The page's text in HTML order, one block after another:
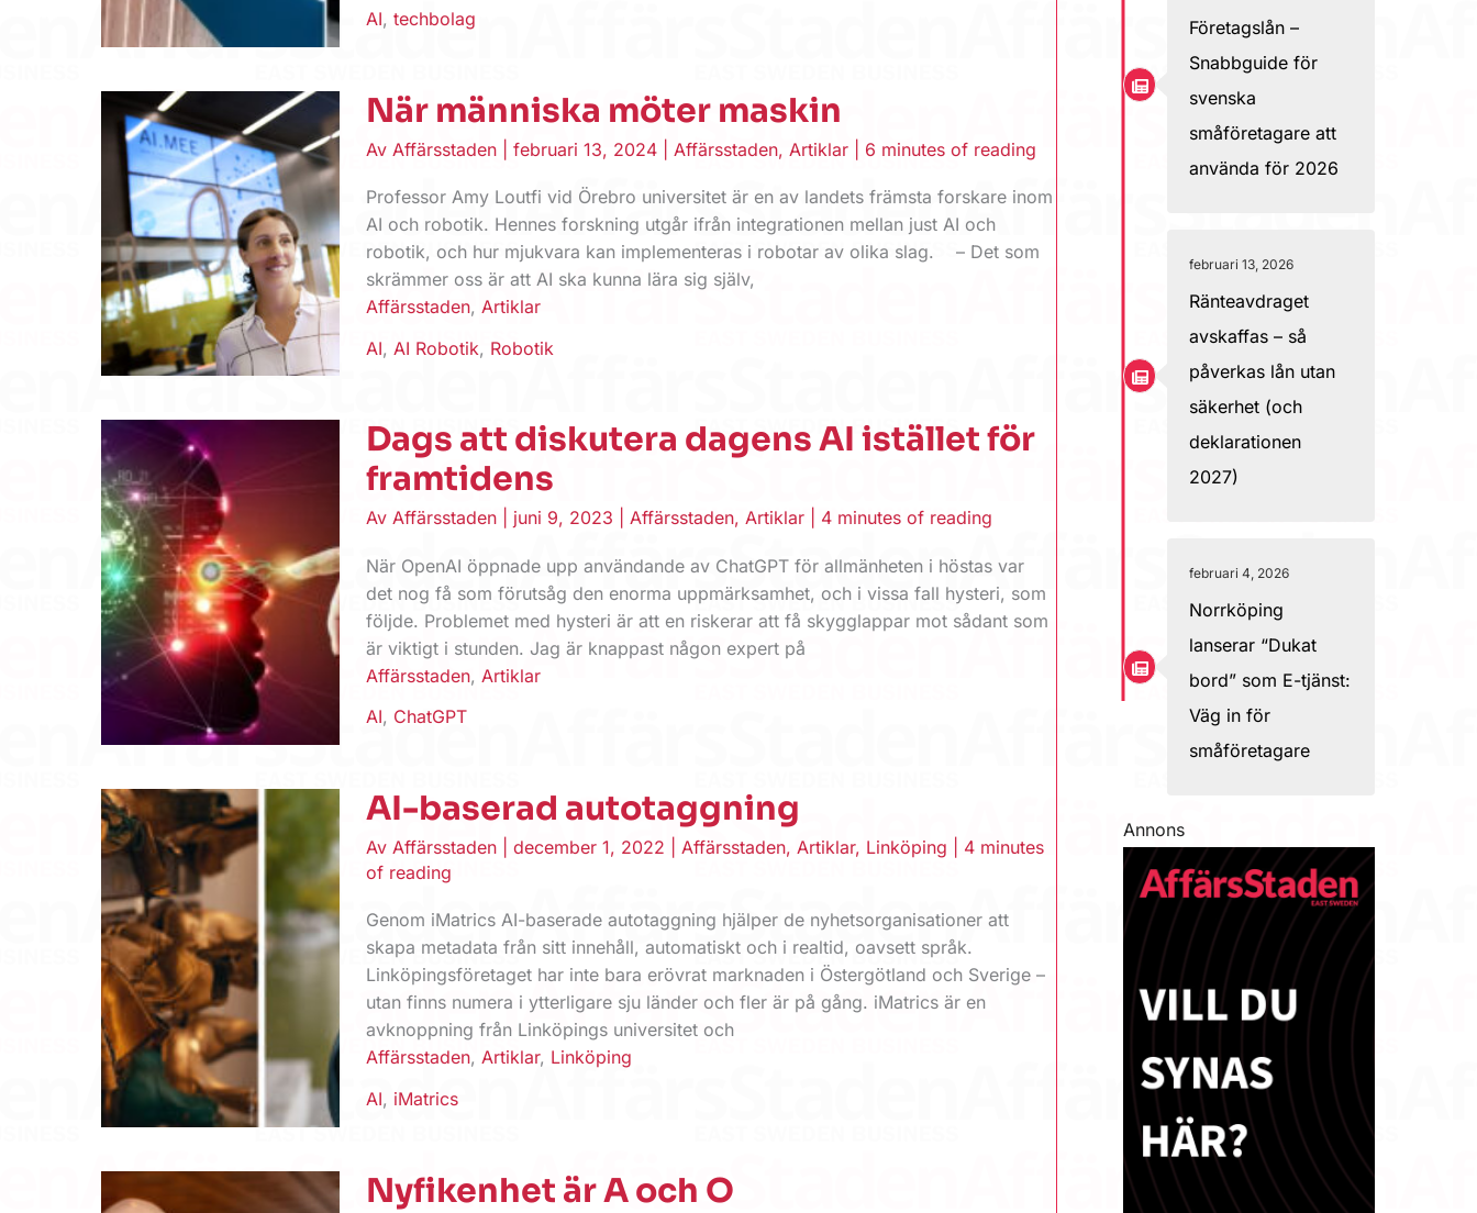
AI,techbolag
När människa möter maskin
Av Affärsstaden |februari 13, 2024 Affärsstaden, Artiklar 6 minutes of reading
Professor Amy Loutfi vid Örebro universitet är en av landets främsta forskare inom
AI och robotik. Hennes forskning utgår ifrån integrationen mellan just AI och
robotik, och hur mjukvara kan implementeras i robotar av olika slag. – Det som
skrämmer oss är att AI ska kunna lära sig själv,
Affärsstaden, Artiklar
AI, AI Robotik, Robotik
Dags att diskutera dagens AI istället för
framtidens
AvAffärsstaden juni 9, 2023 |Affärsstaden,Artiklar 4 minutes of reading
När OpenAI öppnade upp användande av ChatGPT för allmänheten i höstas var
det nog få som förutsåg den enorma uppmärksamhet, och i vissa fall hysteri, som
följde. Problemet med hysteri är att en riskerar att få skygglappar mot sådant som
är viktigt i stunden. Jag är knappast någon expert på
Affärsstaden, Artiklar
AI, ChatGPT
AI-baserad autotaggning
AvAffärsstaden |december 1, 2022 |Affärsstaden,Artiklar, Linköping
4 minutes
of reading
Genom iMatrics AI-baserade autotaggning hjälper de nyhetsorganisationer att
skapa metadata från sitt innehåll, automatiskt och i realtid, oavsett språk.
Linköpingsföretaget har inte bara erövrat marknaden i Östergötland och Sverige –
utan finns numera i ytterligare sju länder och fler är på gång. iMatrics är en
avknoppning från Linköpings universitet och
Affärsstaden,Artiklar, Linköping
AI, iMatrics
Nyfikenhet är A och O
Företagslån –
Snabbguide för
svenska
småföretagare att
använda för 2026
februari 13, 2026
Ränteavdraget
avskaffas – så
påverkas lån utan
säkerhet (och
deklarationen
2027)
februari 4, 2026
Norrköping
lanserar “Dukat
bord” som E-tjänst:
Väg in för
småföretagare
Annons